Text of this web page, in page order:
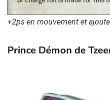
+2ps en mouvement et
Prince Démon de